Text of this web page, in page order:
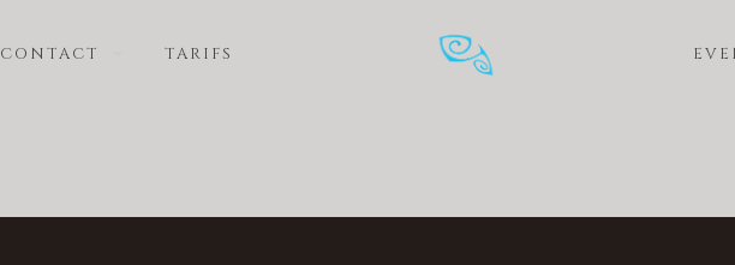
CONTACT TARIFS